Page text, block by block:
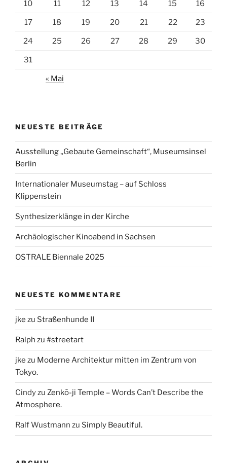
10 11 12 13 14 15 16
17 18 19 20 21 22 23
24 25 26 27 28 29 30
31
« Mai
NEUESTE BEITRÄGE
Ausstellung „Gebaute Gemeinschaft“, Museumsinsel
Berlin
Internationaler Museumstag – auf Schloss
Klippenstein
Synthesizerklänge in der Kirche
Archäologischer Kinoabend in Sachsen
OSTRALE Biennale 2025
NEUESTE KOMMENTARE
jke zu Straßenhunde II
Ralph zu #streetart
jke zu Moderne Architektur mitten im Zentrum von
Tokyo.
Cindyzu Zenkō-ji Temple – Words Can’t Describe the
Atmosphere.
Ralf Wustmann zu Simply Beautiful.